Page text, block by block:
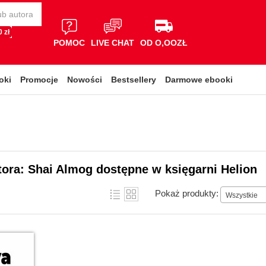
zł
POMOC LIVE CHAT OD O,OOZŁ
Promocje Nowości Bestsellery Darmowe ebooki
Shai Almog dostępne w księgarni Helion
Pokaż produkty: Wszystkie